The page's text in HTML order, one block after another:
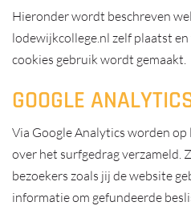
Hieronder wordt beschreven
lodewijkcollege.nl zelf plaatst
cookies gebruik wordt gemaakt.
GOOGLE
Via Google Analytics worden
over het surfgedrag verzameld.
bezoekers zoals jij de website
informatie om gefundeerde